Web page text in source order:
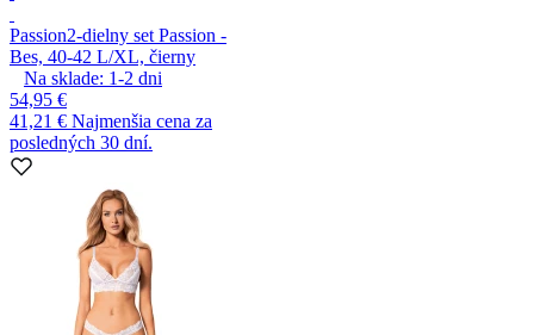
Passion2-dielny set Passion -
Bes, 40-42 L/XL, čierny
Na sklade: 1-2 dni
54,95 €
41,21 € Najmenšia cena za
posledných 30 dní.